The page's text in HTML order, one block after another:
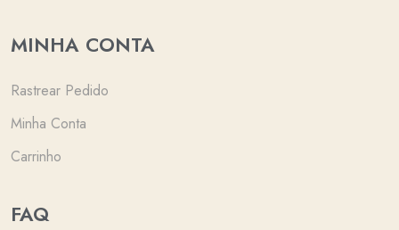
MINHA CONTA
Rastrear Pedido
Minha Conta
Carrinho
FAQ